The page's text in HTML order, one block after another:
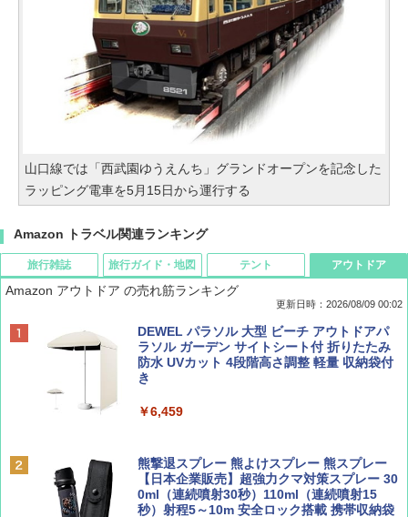
山口線では「西武園ゆうえんち」グランドオープンを記念した
ラッピング電車を5月15日から運行する
Amazon トラベル関連ランキング
旅行雑誌
BE-PAL(ビ-パル) 2026年 9 月号【特別付録:
SOTO ミニマル"旅"財布 ランダム2種】
￥1,500
誌] (ＤＩＳＮＥＹ ＦＡＮ)
￥713
旅行ガイド・地図
D40 地球の歩き方 チェンマイ タイ北部の魅
力的な町 2026～2027 地球の歩き方D アジア
￥2,079
￥2,695
テント
[キャンパーズコレクション 山善] ポップアッ
プテント 傘みたいに広げて畳める パッとサ
ッとサンシェード キューブ フルクローズ メ
ッシュ 簡単設置 ワンタッチテント キャンプ
PYKES PEAK (パイクスピーク) 着替えテン
ト プライバシー テント 【中が透けない】 1
人用 折りたたみ 防災グッズ 災害用トイレ ビ
アウトドア
Amazon アウトドア の売れ筋ランキング
更新日時：2026/08/09 00:02
DEWEL パラソル 大型 ビーチ アウトドアパ
ラソル ガーデン サイトシート付 折りたたみ
防水 UVカット 4段階高さ調整 軽量 収納袋付
き
￥6,459
熊撃退スプレー 熊よけスプレー 熊スプレー
【日本企業販売】超強力クマ対策スプレー 30
0ml（連続噴射30秒）110ml（連続噴射15
秒）射程5～10m 安全ロック搭載 携帯収納袋